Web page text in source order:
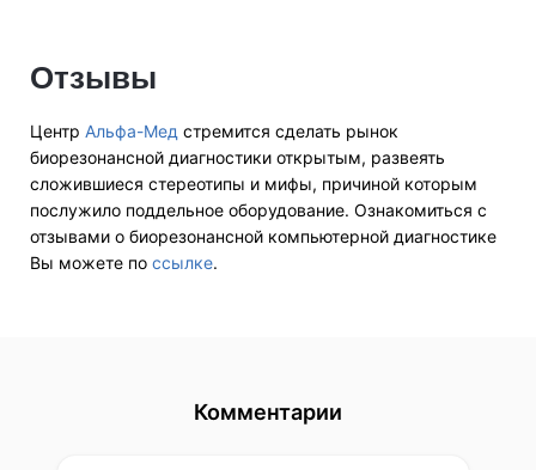
Отзывы
Центр Альфа-Медстремится сделать рынок
биорезонансной диагностики открытым, развеять
сложившиеся стереотипы и мифы, причиной которым
послужило поддельное оборудование. Ознакомиться с
отзывами о биорезонансной компьютерной диагностике
Вы можете по ссылке.
Комментарии